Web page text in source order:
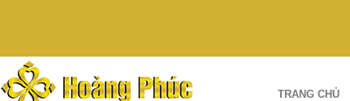
TRANG CHỦ